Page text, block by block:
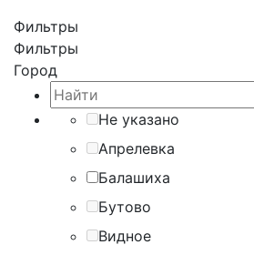
Фильтры
Фильтры
Город
Не указано
Апрелевка
Балашиха
Бутово
Видное